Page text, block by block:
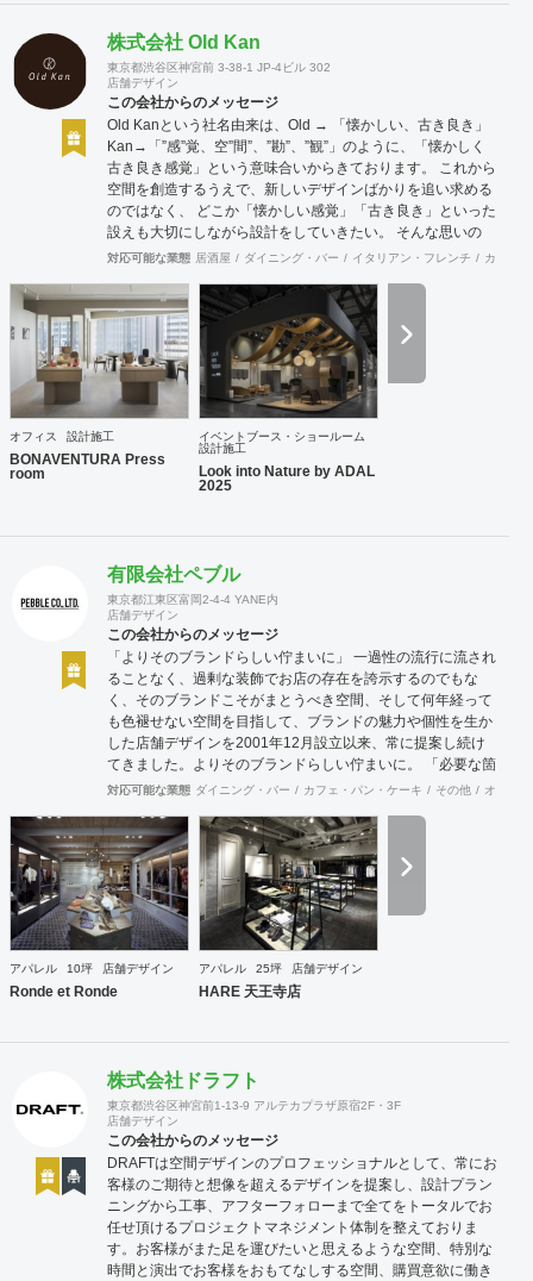
株式会社 Old Kan
東京都渋谷区神宮前 3-38-1 JP-4ビル 302
店舗デザイン
この会社からのメッセージ
Old Kanという社名由来は、Old → 「懐かしい、古き良き」
Kan→「”感”覚、空”間”、”勘”、”観”」のように、「懐かしく
古き良き感覚」という意味合いからきております。 これから
空間を創造するうえで、新しいデザインばかりを追い求める
のではなく、 どこか「懐かしい感覚」「古き良き」といった
設えも大切にしながら設計をしていきたい。 そんな思いの
下、日々クライアント様、そしてその空間を使うお客様に幸
ます。 Old Kan 浦田 晶平 Shohei Urata https://old-kan.jp
Instagram：https://www.instagram.com/old_kan_/?hl=ja
shohei_urata@old-kan.jp 〒150-0001 東京都渋谷区神宮前
3-38-1 JP-4ビル 302
対応可能な業態 居酒屋 ダイニング・バー イタリアン・フレンチ カフェ
オフィス 設計施工
BONAVENTURA Press
room
イベントブース・ショールーム
設計施工
Look into Nature by ADAL
2025
有限会社ペブル
東京都江東区富岡2-4-4 YANE内
店舗デザイン
この会社からのメッセージ
「よりそのブランドらしい佇まいに」 一過性の流行に流され
ることなく、過剰な装飾でお店の存在を誇示するのでもな
く、そのブランドこそがまとうべき空間、そして何年経って
も色褪せない空間を目指して、ブランドの魅力や個性を生か
した店舗デザインを2001年12月設立以来、常に提案し続け
てきました。よりそのブランドらしい佇まいに。 「必要な箇
所に、必要なデザインを」 2012年からはさらにその思いを
らブランディングまで総合的にブランドの出店をバックアッ
プできる体制も整えてきました。そのブランドにとってまず
何を優先すべきか、何が本当に必要なのか、そこをきちんと
アドバイスできる会社でありたいと思っています。 業務内容
・店舗設計（物販店／飲食店／美容室など） ・ブランディン
グ及びディレクション業務 ・出店におけるトータルデザイン
・住宅リノベーション ・家具及び什器デザイン
対応可能な業態 ダイニング・バー カフェ・パン・ケーキ その他 オフィス
アパレル 10坪 店舗デザイン
Ronde et Ronde
アパレル 25坪 店舗デザイン
HARE 天王寺店
株式会社ドラフト
東京都渋谷区神宮前1-13-9 アルテカプラザ原宿2F・3F
店舗デザイン
この会社からのメッセージ
DRAFTは空間デザインのプロフェッショナルとして、常にお
客様のご期待と想像を超えるデザインを提案し、設計プラン
ニングから工事、アフターフォローまで全てをトータルでお
任せ頂けるプロジェクトマネジメント体制を整えておりま
す。お客様がまた足を運びたいと思えるような空間、特別な
時間と演出でお客様をおもてなしする空間、購買意欲に働き